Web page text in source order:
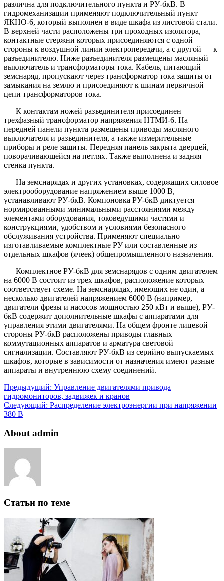
различна для подключительного пункта и РУ-бкВ. В
гидромеханизации применяют подключительный пункт
ЯКНО-6, который выполнен в виде шкафа из листовой стали.
В верхней части расположены три проходных изолятора,
контактные стержни которых присоединяются с одной
стороны к воздушной линии электропередачи, а с другой — к
разъединителю. Ниже разъединителя размещены масляный
выключатель и трансформаторы тока. Кабель, питающий
земснаряд, пропускают через трансформатор тока защиты от
замыкания на землю и присоединяют к шинам первичной
цепи трансформаторов тока.
К контактам ножей разъединителя присоединен
трехфазный трансформатор напряжения НТМИ-6. На
передней панели пункта размещены приводы масляного
выключателя и разъединителя, а также измерительные
приборы и реле защиты. Передняя панель закрыта дверцей,
поворачивающейся на петлях. Также выполнена и задняя
стенка пункта.
На земснарядах и других установках, содержащих силовое
электрооборудование напряжением выше 1000 В,
устанавливают РУ-бкВ. Компоновка РУ-бкВ диктуется
нормированными минимальными расстояниями между
элементами оборудования, токоведущими частями и
конструкциями, удобством и условиями безопасного
обслуживания устройства. Применяют специально
изготавливаемые комплектные РУ или составленные из
отдельных шкафов (ячеек) общепромышленного назначения.
Комплектное РУ-бкВ для земснарядов с одним двигателем
на 6000 В состоит из трех шкафов, расположение которых
соответствует схеме. На земснарядах, имеющих не один, а
несколько двигателей напряжением 6000 В (например,
двигатели фрезы и насосов мощностью 250 кВт и выше), РУ-
бкВ содержит дополнительные шкафы с аппаратами для
управления этими двигателями. На общем фронте лицевой
стороны РУ-бкВ расположены приводы главных
коммутационных аппаратов и арматура световой
сигнализации. Составляют РУ-бкВ из серийно выпускаемых
шкафов, которые в зависимости от назначения имеют разные
аппараты и внутреннюю схему соединений.
Предыдущий: Управление двигателями привода
гидромониторов, задвижек и кранов
Следующий: Распределение электроэнергии при напряжении
380 В
About admin
Статьи по теме